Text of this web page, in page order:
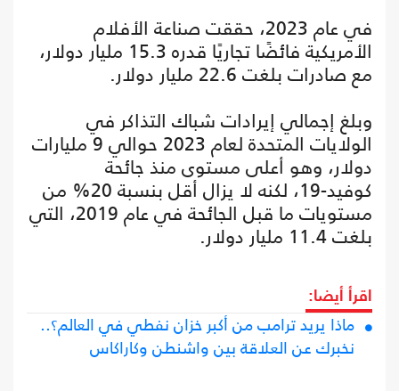
في عام 2023، حققت صناعة الأفلام
الأمريكية فائضًا تجاريًا قدره 15.3 مليار دولار،
مع صادرات بلغت 22.6 مليار دولار.
وبلغ إجمالي إيرادات شباك التذاكر في
الولايات المتحدة لعام 2023 حوالي 9 مليارات
دولار، وهو أعلى مستوى منذ جائحة
كوفيد-19، لكنه لا يزال أقل بنسبة 20% من
مستويات ما قبل الجائحة في عام 2019، التي
بلغت 11.4 مليار دولار.
اقرأ أيضا:
ماذا يريد ترامب من أكبر خزان نفطي في العالم؟..
نخبرك عن العلاقة بين واشنطن وكاراكاس